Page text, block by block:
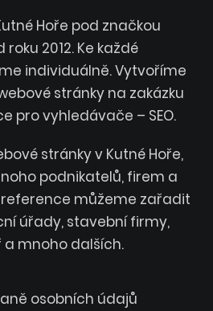
Hoře pod značkou
2012. Ke každé
individuálně. Vytvoříme
stránky na zakázku
pro vyhledávače – SEO.
stránky v Kutné Hoře,
podnikatelů, firem a
reference můžeme zařadit
úřady, stavební firmy,
mnoho dalších.
osobních údajů